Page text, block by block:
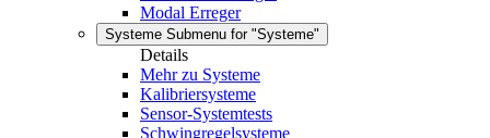
Modal Erreger
Systeme Submenu for "Systeme"
Details
Mehr zu Systeme
Kalibriersysteme
Sensor-Systemtests
Schwingregelsysteme